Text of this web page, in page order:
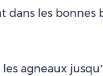
dans les bonnes
agneaux